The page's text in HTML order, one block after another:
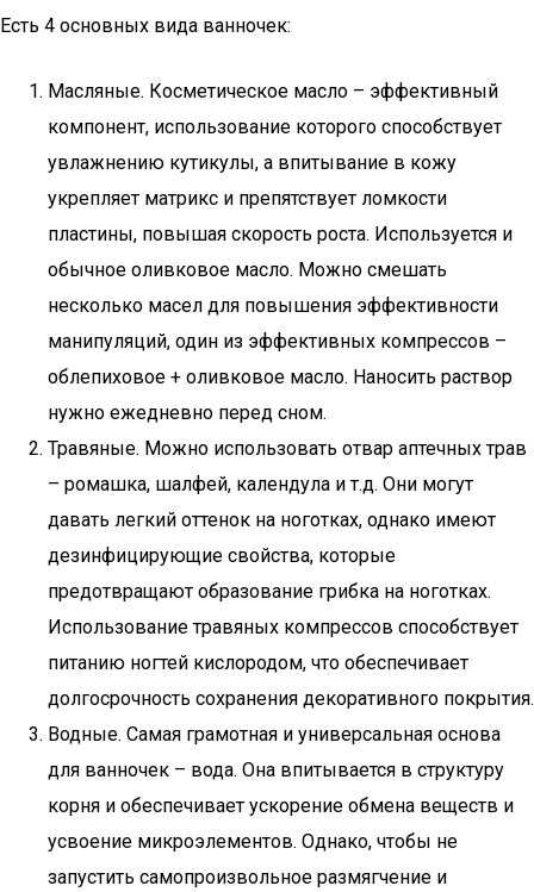
Есть 4 основных вида ванночек:
Масляные. Косметическое масло – эффективный
компонент, использование которого способствует
увлажнению кутикулы, а впитывание в кожу
укрепляет матрикс и препятствует ломкости
пластины, повышая скорость роста. Используется и
обычное оливковое масло. Можно смешать
несколько масел для повышения эффективности
манипуляций, один из эффективных компрессов –
облепиховое + оливковое масло. Наносить раствор
нужно ежедневно перед сном.
Травяные. Можно использовать отвар аптечных трав
– ромашка, шалфей, календула и т.д. Они могут
давать легкий оттенок на ноготках, однако имеют
дезинфицирующие свойства, которые
предотвращают образование грибка на ноготках.
Использование травяных компрессов способствует
питанию ногтей кислородом, что обеспечивает
долгосрочность сохранения декоративного покрытия.
Водные. Самая грамотная и универсальная основа
для ванночек – вода. Она впитывается в структуру
корня и обеспечивает ускорение обмена веществ и
усвоение микроэлементов. Однако, чтобы не
запустить самопроизвольное размягчение и